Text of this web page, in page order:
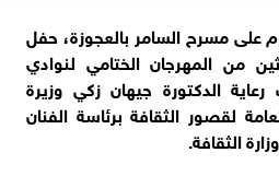
على مسرح السامر بالعجوزة، حفل
من المهرجان الختامي لنوادي
الدكتورة جيهان زكي وزيرة
لقصور الثقافة برئاسة الفنان
الثقافة.